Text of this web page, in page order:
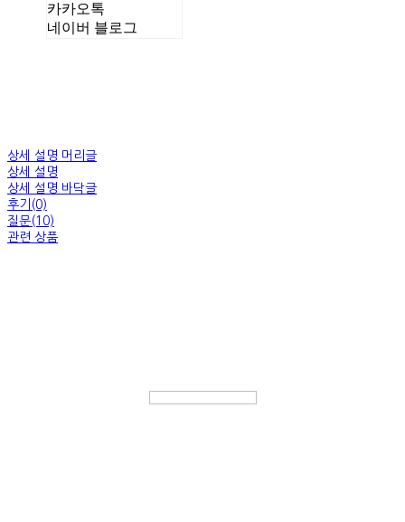
카카오톡
네이버 블로그
상세 설명 머리글
상세 설명
상세 설명 바닥글
후기(0)
질문(10)
관련 상품